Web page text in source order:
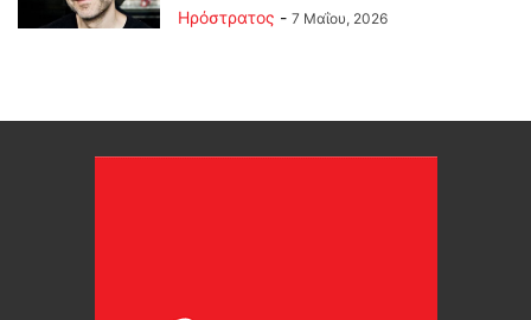
Ηρόστρατος - 7 Μαΐου, 2026